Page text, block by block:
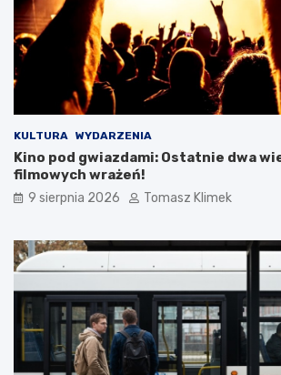
KULTURA WYDARZENIA
Kino pod gwiazdami: Ostatnie dwa
filmowych wrażeń!
9 sierpnia 2026 Tomasz Klimek